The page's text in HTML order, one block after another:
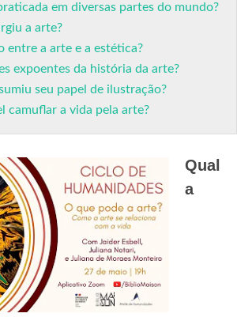
em diversas partes do mundo?
a arte?
entre a arte e a estética?
expoentes da história da arte?
seu papel de ilustração?
camuflar a vida pela arte?
Qual
a